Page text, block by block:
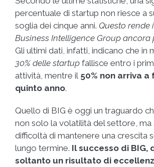
percentuale di startup non riesce a
soglia dei cinque anni. Questo rende
Business Intelligence Group ancora
Gli ultimi dati, infatti, indicano che in
30% delle startup fallisce entro i
attività, mentre il 50% non arriva
quinto anno.
Quello di BIG è oggi un traguardo
non solo la volatilità del settore, ma
difficoltà di mantenere una crescita
lungo termine. Il successo di BIG,
soltanto un risultato di